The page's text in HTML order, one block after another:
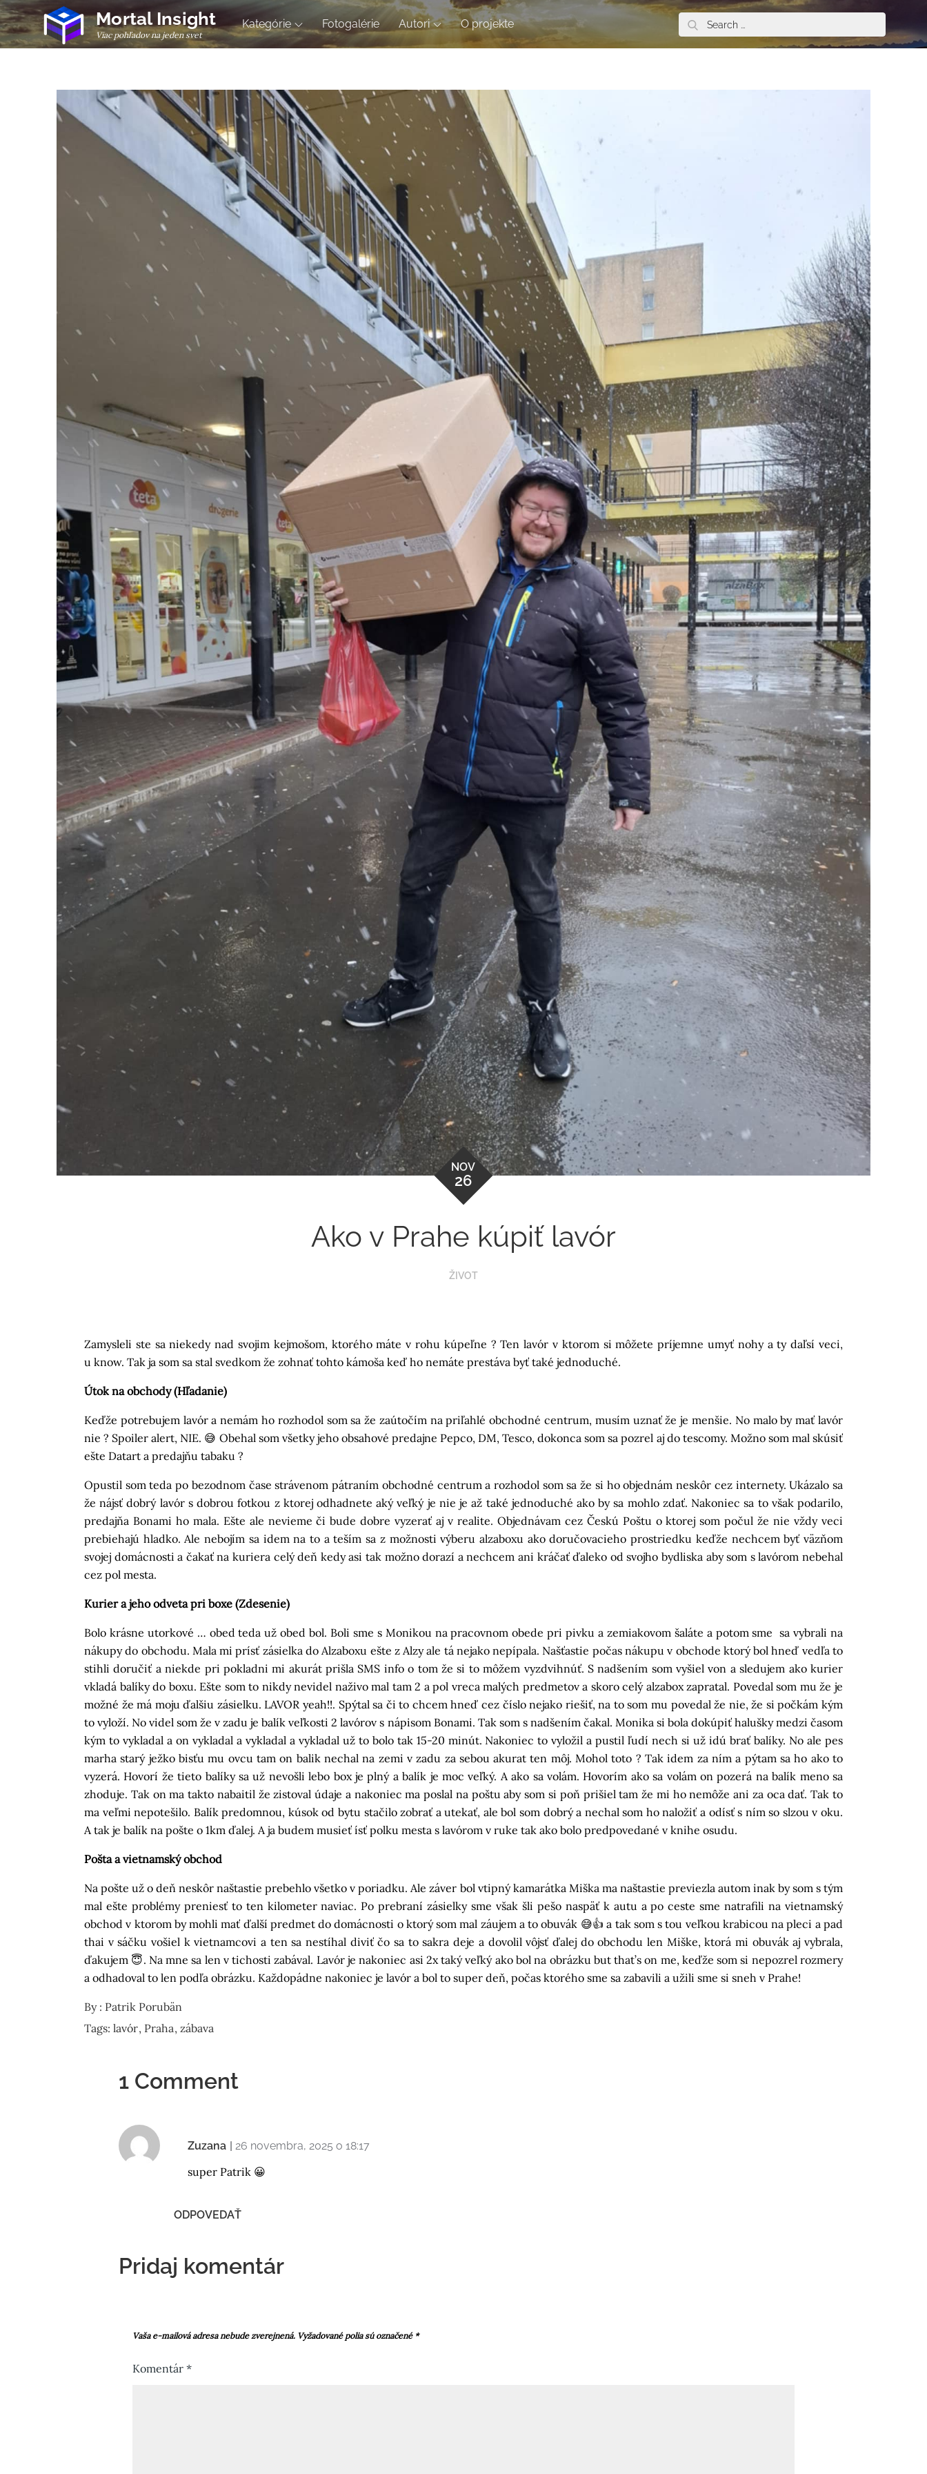
Skip
to
content
Mortal Insight
Viac pohľadov na jeden svet
Kategórie Fotogalérie Autori O projekte
Search
for:
NOV
26
Ako v Prahe kúpiť lavór
ŽIVOT
Zamysleli ste sa niekedy nad svojim kejmošom, ktorého máte v rohu kúpeľne ? Ten lavór v ktorom si môžete príjemne umyť nohy a ty daľsí veci,
u know. Tak ja som sa stal svedkom že zohnať tohto kámoša keď ho nemáte prestáva byť také jednoduché.
Útok na obchody (Hľadanie)
Keďže potrebujem lavór a nemám ho rozhodol som sa že zaútočím na priľahlé obchodné centrum, musím uznať že je menšie. No malo by mať lavór
nie ? Spoiler alert, NIE. 😅 Obehal som všetky jeho obsahové predajne Pepco, DM, Tesco, dokonca som sa pozrel aj do tescomy. Možno som mal skúsiť
ešte Datart a predajňu tabaku ?
Opustil som teda po bezodnom čase strávenom pátraním obchodné centrum a rozhodol som sa že si ho objednám neskôr cez internety. Ukázalo sa
že nájsť dobrý lavór s dobrou fotkou z ktorej odhadnete aký veľký je nie je až také jednoduché ako by sa mohlo zdať. Nakoniec sa to však podarilo,
predajňa Bonami ho mala. Ešte ale nevieme či bude dobre vyzerať aj v realite. Objednávam cez Českú Poštu o ktorej som počul že nie vždy veci
prebiehajú hladko. Ale nebojím sa idem na to a teším sa z možnosti výberu alzaboxu ako doručovacieho prostriedku keďže nechcem byť väzňom
svojej domácnosti a čakať na kuriera celý deň kedy asi tak možno dorazí a nechcem ani kráčať ďaleko od svojho bydliska aby som s lavórom nebehal
cez pol mesta.
Kurier a jeho odveta pri boxe (Zdesenie)
Bolo krásne utorkové … obed teda už obed bol. Boli sme s Monikou na pracovnom obede pri pivku a zemiakovom šaláte a potom sme sa vybrali na
nákupy do obchodu. Mala mi prísť zásielka do Alzaboxu ešte z Alzy ale tá nejako nepípala. Našťastie počas nákupu v obchode ktorý bol hneď vedľa to
stihli doručiť a niekde pri pokladni mi akurát prišla SMS info o tom že si to môžem vyzdvihnúť. S nadšením som vyšiel von a sledujem ako kurier
vkladá balíky do boxu. Ešte som to nikdy nevidel naživo mal tam 2 a pol vreca malých predmetov a skoro celý alzabox zapratal. Povedal som mu že je
možné že má moju ďalšiu zásielku. LAVOR yeah!!. Spýtal sa či to chcem hneď cez číslo nejako riešiť, na to som mu povedal že nie, že si počkám kým
to vyloží. No videl som že v zadu je balík veľkosti 2 lavórov s nápisom Bonami. Tak som s nadšením čakal. Monika si bola dokúpiť halušky medzi časom
kým to vykladal a on vykladal a vykladal a vykladal už to bolo tak 15-20 minút. Nakoniec to vyložil a pustil ľudí nech si už idú brať balíky. No ale pes
marha starý ježko bisťu mu ovcu tam on balik nechal na zemi v zadu za sebou akurat ten môj. Mohol toto ? Tak idem za ním a pýtam sa ho ako to
vyzerá. Hovorí že tieto balíky sa už nevošli lebo box je plný a balík je moc veľký. A ako sa volám. Hovorím ako sa volám on pozerá na balík meno sa
zhoduje. Tak on ma takto nabaitil že zistoval údaje a nakoniec ma poslal na poštu aby som si poň prišiel tam že mi ho nemôže ani za oca dať. Tak to
ma veľmi nepotešilo. Balík predomnou, kúsok od bytu stačilo zobrať a utekať, ale bol som dobrý a nechal som ho naložiť a odísť s ním so slzou v oku.
A tak je balík na pošte o 1km ďalej. A ja budem musieť ísť polku mesta s lavórom v ruke tak ako bolo predpovedané v knihe osudu.
Pošta a vietnamský obchod
Na pošte už o deň neskôr naštastie prebehlo všetko v poriadku. Ale záver bol vtipný kamarátka Miška ma naštastie previezla autom inak by som s tým
mal ešte problémy preniesť to ten kilometer naviac. Po prebraní zásielky sme však šli pešo naspäť k autu a po ceste sme natrafili na vietnamský
obchod v ktorom by mohli mať ďalší predmet do domácnosti o ktorý som mal záujem a to obuvák 😅👍 a tak som s tou veľkou krabicou na pleci a pad
thai v sáčku vošiel k vietnamcovi a ten sa nestíhal diviť čo sa to sakra deje a dovolil vôjsť ďalej do obchodu len Miške, ktorá mi obuvák aj vybrala,
ďakujem 😇. Na mne sa len v tichosti zabával. Lavór je nakoniec asi 2x taký veľký ako bol na obrázku but that’s on me, keďže som si nepozrel rozmery
a odhadoval to len podľa obrázku. Každopádne nakoniec je lavór a bol to super deň, počas ktorého sme sa zabavili a užili sme si sneh v Prahe!
By : Patrik Porubän
Tags: lavór Praha zábava
1 Comment
Zuzana 26 novembra, 2025 o 18:17
super Patrik 😀
ODPOVEDAŤ
Pridaj komentár
Vaša e-mailová adresa nebude zverejnená. Vyžadované polia sú označené *
Komentár *